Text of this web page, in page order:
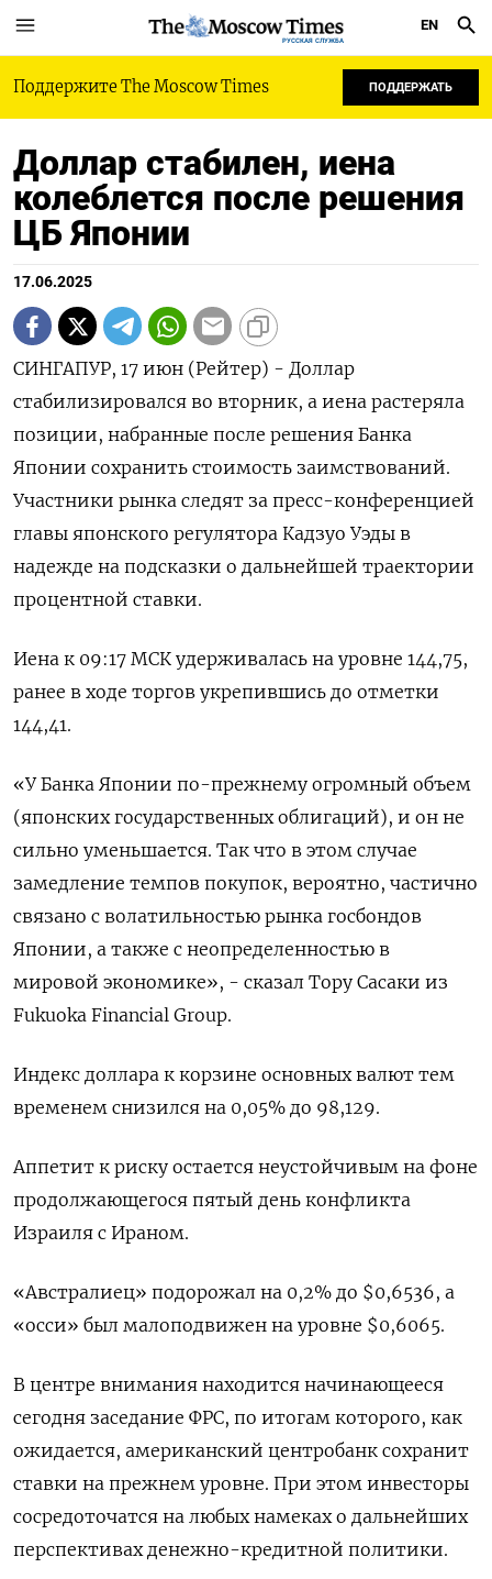
РУССКАЯ СЛУЖБА
EN
Поддержите The Moscow Times ПОДДЕРЖАТЬ
Доллар стабилен, иена
колеблется после решения
ЦБ Японии
17.06.2025
СИНГАПУР, 17 июн (Рейтер) - Доллар
стабилизировался во вторник, а иена растеряла
позиции, набранные после решения Банка
Японии сохранить стоимость заимствований.
Участники рынка следят за пресс-конференцией
главы японского регулятора Кадзуо Уэды в
надежде на подсказки о дальнейшей траектории
процентной ставки.
Иена к 09:17 МСК удерживалась на уровне 144,75,
ранее в ходе торгов укрепившись до отметки
144,41.
«У Банка Японии по-прежнему огромный объем
(японских государственных облигаций), и он не
сильно уменьшается. Так что в этом случае
замедление темпов покупок, вероятно, частично
связано с волатильностью рынка госбондов
Японии, а также с неопределенностью в
мировой экономике», - сказал Тору Сасаки из
Fukuoka Financial Group.
Индекс доллара к корзине основных валют тем
временем снизился на 0,05% до 98,129.
Аппетит к риску остается неустойчивым​ на фоне
продолжающегося пятый день конфликта
Израиля с Ираном.
«Австралиец» подорожал на 0,2% до $0,6536, а
«осси» был малоподвижен на уровне $0,6065​.
В центре внимания находится начинающееся
сегодня заседание ФРС, по итогам которого, как
ожидается, американский центробанк сохранит
ставки на прежнем уровне. При этом инвесторы
сосредоточатся на любых намеках о дальнейших
перспективах денежно-кредитной политики.